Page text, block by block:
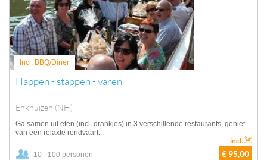
Incl. BBQ/Diner
Happen - stappen - varen
Enkhuizen (NH)
Ga samen uit eten (incl. drankjes) in 3 verschillende restaurants, geniet
van een relaxte rondvaart...
10 - 100 personen € 95,00
incl.